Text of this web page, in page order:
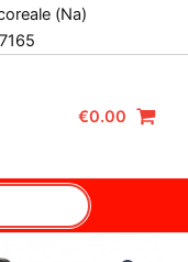
(Na)
€0.00